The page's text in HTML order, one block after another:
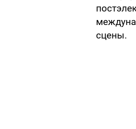
сцены.